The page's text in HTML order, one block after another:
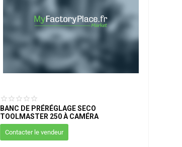
BANC DE PRÉRÉGLAGE SECO
TOOLMASTER 250 À CAMÉRA
Contacter le vendeur